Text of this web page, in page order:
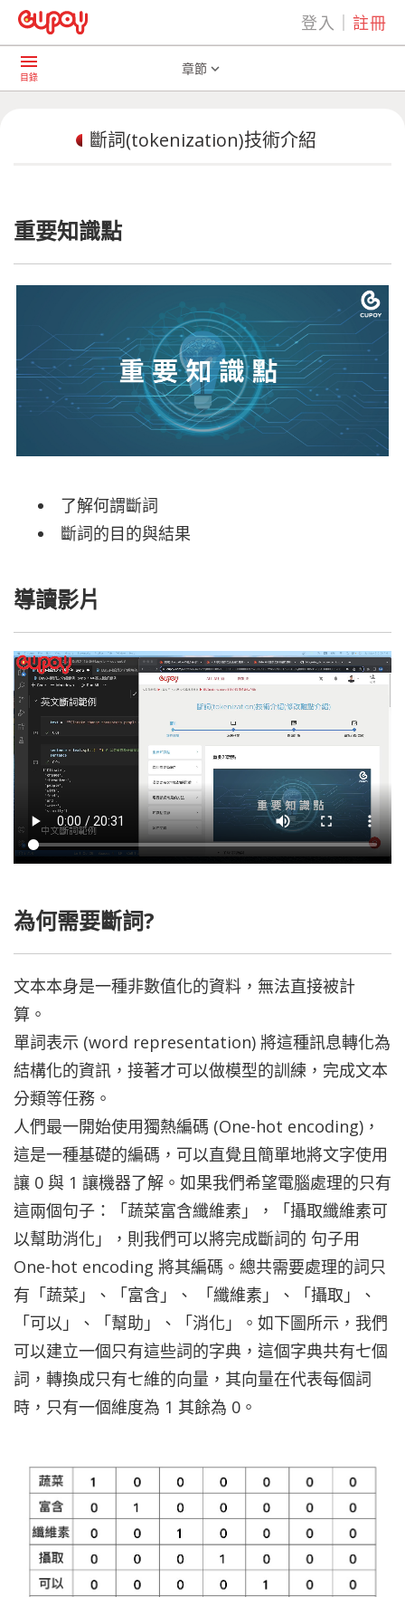
登入 ｜註冊
AI共學社群play_arrow
menu
目錄
章節 expand_more
斷詞(tokenization)技術介紹
重要知識點
了解何謂斷詞
斷詞的目的與結果
導讀影片
為何需要斷詞?
文本本身是一種非數值化的資料，無法直接被計
算。
單詞表示 (word representation) 將這種訊息轉化為
結構化的資訊，接著才可以做模型的訓練，完成文本
分類等任務。
人們最一開始使用獨熱編碼 (One-hot encoding)，
這是一種基礎的編碼，可以直覺且簡單地將文字使用
讓 0 與 1 讓機器了解。如果我們希望電腦處理的只有
這兩個句子：「蔬菜富含纖維素」，「攝取纖維素可
以幫助消化」，則我們可以將完成斷詞的 句子用
One-hot encoding 將其編碼。總共需要處理的詞只
有「蔬菜」、「富含」、 「纖維素」、「攝取」、
「可以」、「幫助」、「消化」。如下圖所示，我們
可以建立一個只有這些詞的字典，這個字典共有七個
詞，轉換成只有七維的向量，其向量在代表每個詞
時，只有一個維度為 1 其餘為 0。